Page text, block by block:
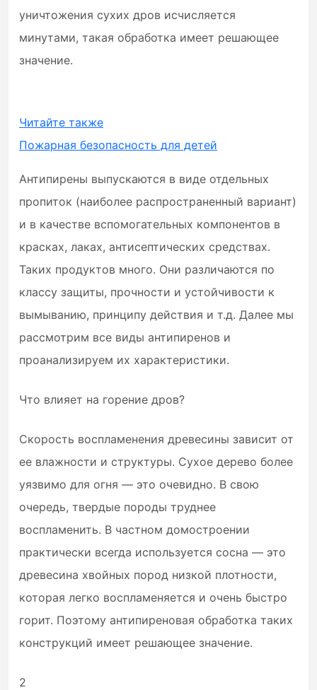
уничтожения сухих дров исчисляется
минутами, такая обработка имеет решающее
значение.
Читайте также
Пожарная безопасность для детей
Антипирены выпускаются в виде отдельных
пропиток (наиболее распространенный вариант)
и в качестве вспомогательных компонентов в
красках, лаках, антисептических средствах.
Таких продуктов много. Они различаются по
классу защиты, прочности и устойчивости к
вымыванию, принципу действия и т.д. Далее мы
рассмотрим все виды антипиренов и
проанализируем их характеристики.
Что влияет на горение дров?
Скорость воспламенения древесины зависит от
ее влажности и структуры. Сухое дерево более
уязвимо для огня — это очевидно. В свою
очередь, твердые породы труднее
воспламенить. В частном домостроении
практически всегда используется сосна — это
древесина хвойных пород низкой плотности,
которая легко воспламеняется и очень быстро
горит. Поэтому антипиреновая обработка таких
конструкций имеет решающее значение.
2